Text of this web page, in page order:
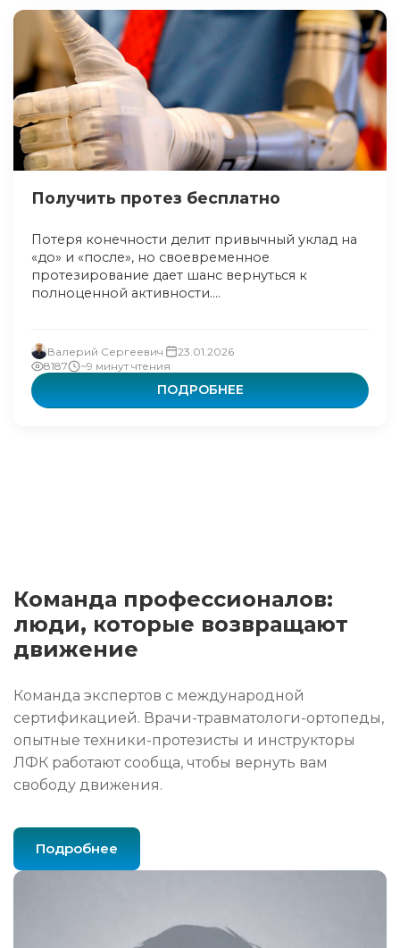
Получить протез бесплатно
Потеря конечности делит привычный уклад на
«до» и «после», но своевременное
протезирование дает шанс вернуться к
полноценной активности....
Валерий Сергеевич
23.01.2026
8187
~9 минут чтения
ПОДРОБНЕЕ
Команда профессионалов:
люди, которые возвращают
движение
Команда экспертов с международной
сертификацией. Врачи-травматологи-ортопеды,
опытные техники-протезисты и инструкторы
ЛФК работают сообща, чтобы вернуть вам
свободу движения.
Подробнее